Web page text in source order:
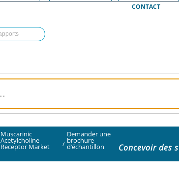
CONTACT
Muscarinic
Acetylcholine
Receptor Market /
Demander une
brochure
d’échantillon Concevoir des